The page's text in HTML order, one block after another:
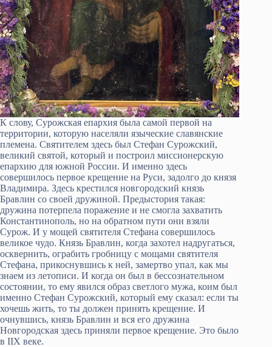
К слову, Сурожская епархия была самой первой на
территории, которую населяли языческие славянские
племена. Святителем здесь был Стефан Сурожский,
великий святой, который и построил миссионерскую
епархию для южной России. И именно здесь
совершилось первое крещение на Руси, задолго до князя
Владимира. Здесь крестился новгородский князь
Бравлин со своей дружиной. Предыстория такая:
дружина потерпела поражение и не смогла захватить
Константинополь, но на обратном пути они взяли
Сурож. И у мощей святителя Стефана совершилось
великое чудо. Князь Бравлин, когда захотел надругаться,
осквернить, ограбить гробницу с мощами святителя
Стефана, прикоснувшись к ней, замертво упал, как мы
знаем из летописи. И когда он был в бессознательном
состоянии, то ему явился образ светлого мужа, коим был
именно Стефан Сурожский, который ему сказал: если ты
хочешь жить, то ты должен принять крещение. И
очнувшись, князь Бравлин и вся его дружина
Новгородская здесь приняли первое крещение. Это было
в IIX веке.